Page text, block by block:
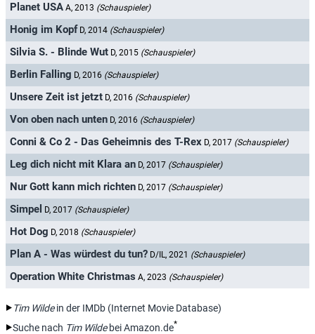
Planet USA A, 2013 (Schauspieler)
Honig im Kopf D, 2014 (Schauspieler)
Silvia S. - Blinde Wut D, 2015 (Schauspieler)
Berlin Falling D, 2016 (Schauspieler)
Unsere Zeit ist jetzt D, 2016 (Schauspieler)
Von oben nach unten D, 2016 (Schauspieler)
Conni & Co 2 - Das Geheimnis des T-Rex D, 2017 (Schauspieler)
Leg dich nicht mit Klara an D, 2017 (Schauspieler)
Nur Gott kann mich richten D, 2017 (Schauspieler)
Simpel D, 2017 (Schauspieler)
Hot Dog D, 2018 (Schauspieler)
Plan A - Was würdest du tun? D/IL, 2021 (Schauspieler)
Operation White Christmas A, 2023 (Schauspieler)
Tim Wildein der IMDb (Internet Movie Database)
Suche nach Tim Wildebei Amazon.de*